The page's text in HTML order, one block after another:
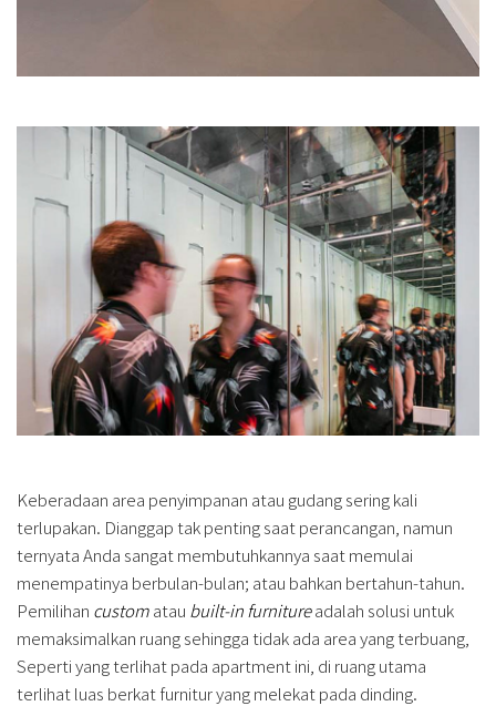
Keberadaan area penyimpanan atau gudang sering kali
terlupakan. Dianggap tak penting saat perancangan, namun
ternyata Anda sangat membutuhkannya saat memulai
menempatinya berbulan-bulan; atau bahkan bertahun-tahun.
Pemilihan customatau built-in furnitureadalah solusi untuk
memaksimalkan ruang sehingga tidak ada area yang terbuang,
Seperti yang terlihat pada apartment ini, di ruang utama
terlihat luas berkat furnitur yang melekat pada dinding.